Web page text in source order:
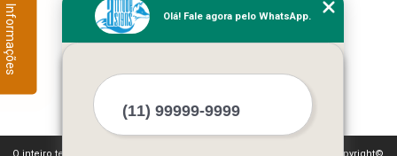
Serviços
Mais Serviços
Olá! Fale agora pelo WhatsApp.
Informações